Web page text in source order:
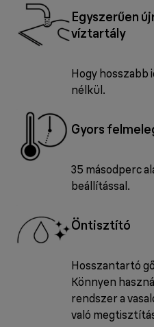
Egyszerűen
víztartály
Hogy hosszabb
nélkül.
Gyors
35 másodperc
beállítással.
Öntisztító
Hosszantartó
Könnyen
rendszer a
való